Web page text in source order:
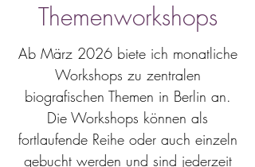
Themenworkshops
Ab März 2026 biete ich monatliche
Workshops zu zentralen
biografischen Themen in Berlin an.
Die Workshops können als
fortlaufende Reihe oder auch einzeln
gebucht werden und sind jederzeit